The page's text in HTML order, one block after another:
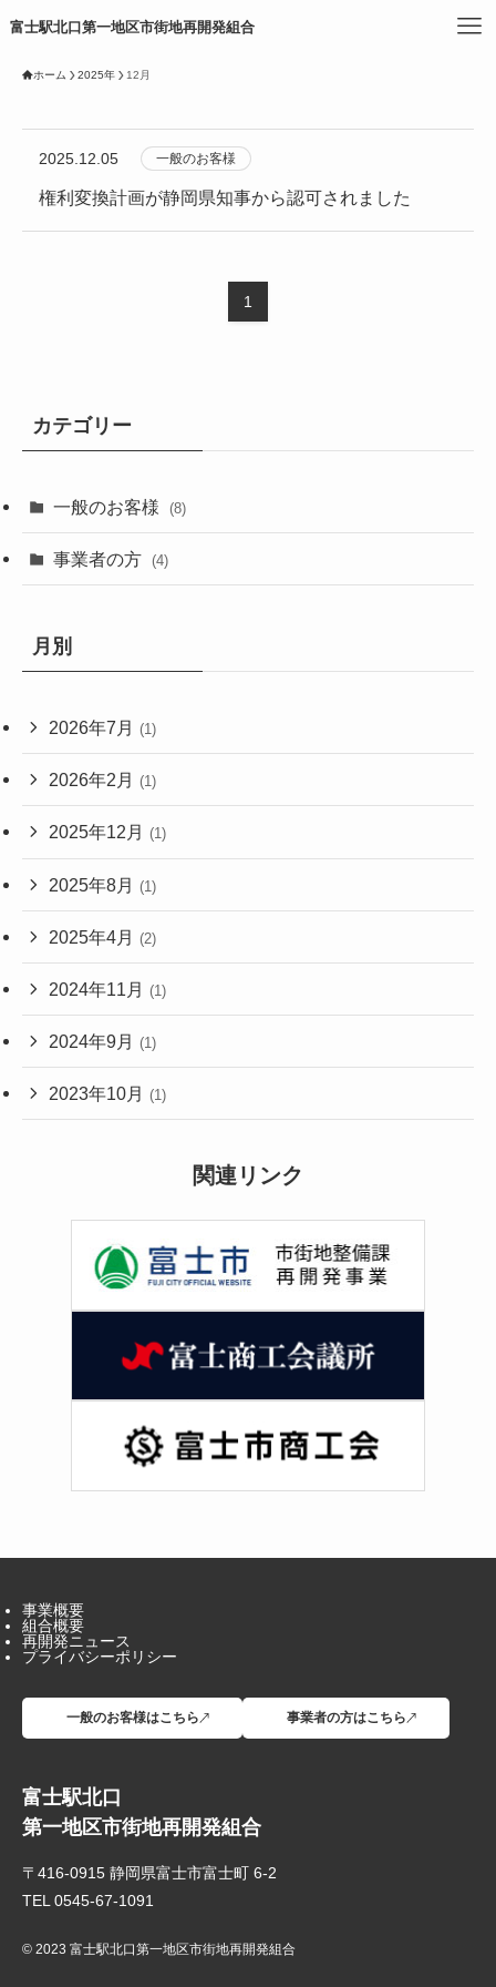
富士駅北口第一地区市街地再開発組合
ホーム 2025年 12月
2025.12.05 一般のお客様
権利変換計画が静岡県知事から認可されました
1
カテゴリー
一般のお客様 (8)
事業者の方 (4)
月別
2026年7月 (1)
2026年2月 (1)
2025年12月 (1)
2025年8月 (1)
2025年4月 (2)
2024年11月 (1)
2024年9月 (1)
2023年10月 (1)
関連リンク
事業概要
組合概要
再開発ニュース
プライバシーポリシー
一般のお客様はこちら 事業者の方はこちら
富士駅北口
第一地区市街地再開発組合
〒416-0915 静岡県富士市富士町 6-2
TEL 0545-67-1091
© 2023 富士駅北口第一地区市街地再開発組合